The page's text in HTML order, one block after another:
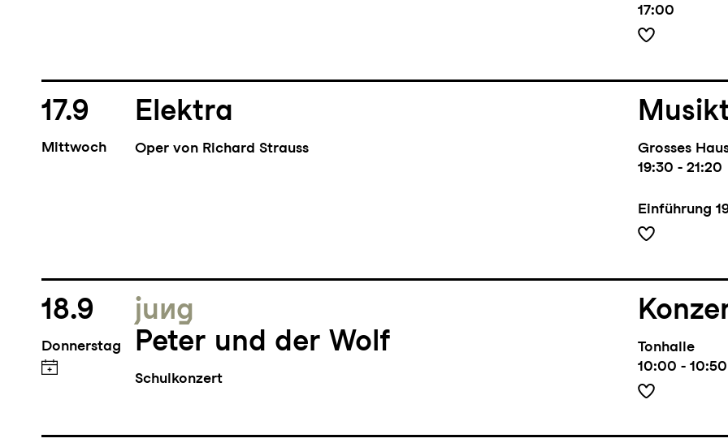
17:00
17.9
Mittwoch
Elektra
Oper von Richard Strauss
Grosses
19:30 - 21:20
Einführung
18.9
Donnerstag
jung
Peter und der Wolf
Schulkonzert
Tonhalle
10:00 - 10:50